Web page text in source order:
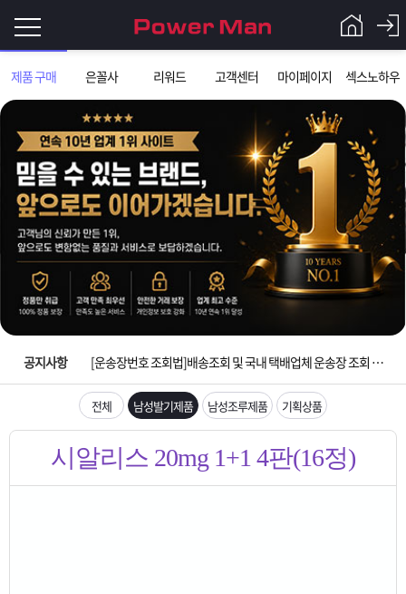
제품 구매 은꼴사 리워드 고객센터 마이페이지 섹스노하우
그
인
이
필
요
니
로
Q&A
파
워
맨
제
품
은
공지사항
입금확인이 안되는 상황을 대비해 꼭 입금후 고객센터 연락바랍니다.
[2026구정 연휴]설 연휴 배송 및 휴무 안내
[ios앱 오픈]아이폰 고객 앱설치 가능합니다.
[무인택배함 이용 안내] 집 밖에 주소로 택배 받기
전체 남성발기제품 남성조루제품 기획상품
시알리스 20mg 1+1 4판(16정)